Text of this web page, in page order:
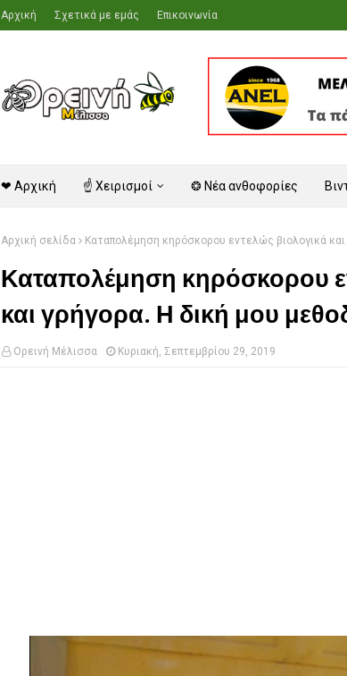
Αρχική Σχετικά με εμάς Επικοινωνία
❤ Αρχική ☝ Χειρισμοί ❂ Νέα ανθοφορίες
Αρχική σελίδα Καταπολέμηση κηρόσκορου εντελώς βιολογικά
Καταπολέμηση κηρόσκορου
και γρήγορα. Η δική μου
Ορεινή Μέλισσα Κυριακή, Σεπτεμβρίου 29, 2019